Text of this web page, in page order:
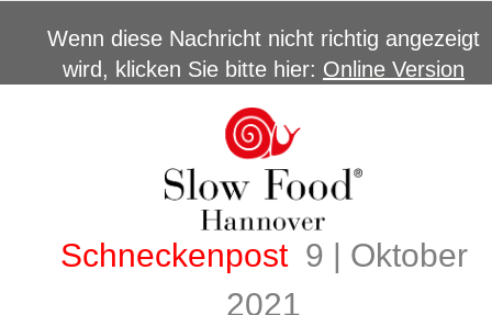
Wenn diese Nachricht nicht richtig angezeigt
wird, klicken Sie bitte hier: Online Version
Schneckenpost 9 | Oktober
2021